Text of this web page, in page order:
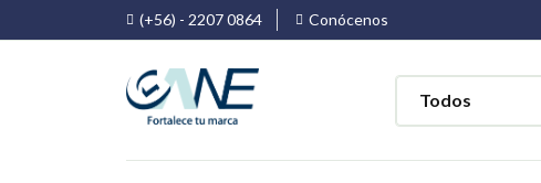
(+56) - 2207 0864 Conócenos